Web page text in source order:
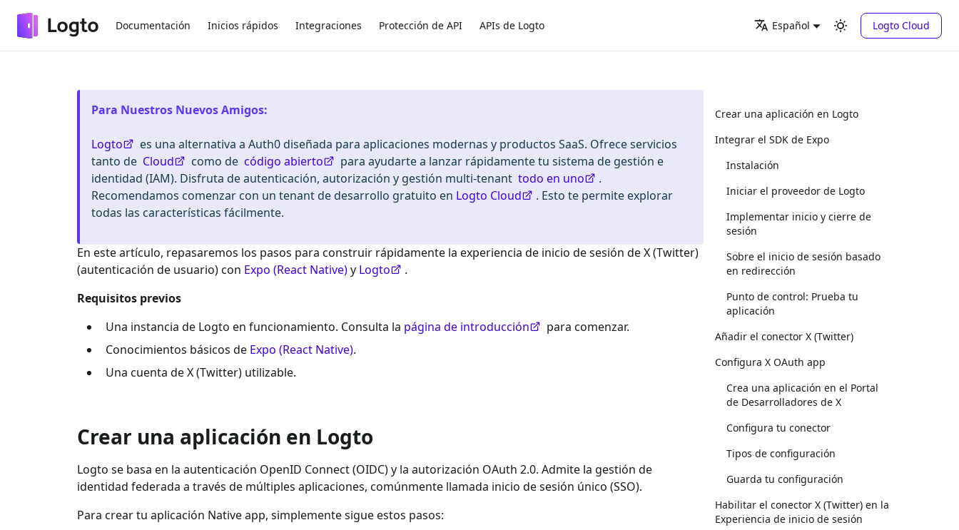
Documentación Inicios rápidos Integraciones Protección de API APIs de Logto Español Logto Cloud
Para Nuestros Nuevos Amigos:
Logto
es una alternativa a Auth0 diseñada para aplicaciones modernas y productos SaaS. Ofrece servicios
tanto de Cloud como de código abierto
para ayudarte a lanzar rápidamente tu sistema de gestión e
identidad (IAM). Disfruta de autenticación, autorización y gestión multi-tenant todo en uno
.
Recomendamos comenzar con un tenant de desarrollo gratuito en Logto Cloud
. Esto te permite explorar
todas las características fácilmente.
En este artículo, repasaremos los pasos para construir rápidamente la experiencia de inicio de sesión deX (Twitter)
(autenticación de usuario) con Expo (React Native)y Logto
.
Requisitos previos
Una instancia de Logto en funcionamiento. Consulta la página de introducción
para comenzar.
Conocimientos básicos de Expo (React Native).
Una cuenta deX (Twitter) utilizable.
Crear una aplicación en Logto
Logto se basa en la autenticación OpenID Connect (OIDC) y la autorización OAuth 2.0. Admite la gestión de
identidad federada a través de múltiples aplicaciones, comúnmente llamada inicio de sesión único (SSO).
Para crear tu aplicación Native app, simplemente sigue estos pasos:
Crear una aplicación en Logto
Integrar el SDK de Expo
Instalación
Iniciar el proveedor de Logto
Implementar inicio y cierre de
sesión
Sobre el inicio de sesión basado
en redirección
Punto de control: Prueba tu
aplicación
Añadir el conector X (Twitter)
Configura X OAuth app
Crea una aplicación en el Portal
de Desarrolladores de X
Configura tu conector
Tipos de configuración
Guarda tu configuración
Habilitar el conector X (Twitter) en la
Experiencia de inicio de sesión